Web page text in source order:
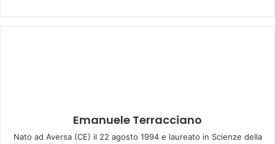
Emanuele Terracciano
Nato ad Aversa (CE) il 22 agosto 1994 e laureato in Scienze della